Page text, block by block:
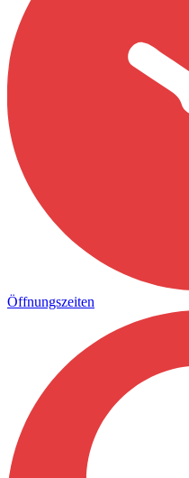
Öffnungszeiten